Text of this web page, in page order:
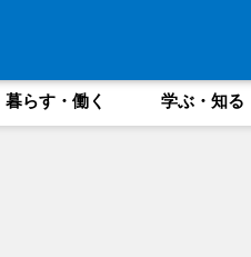
暮らす・働く 学ぶ・知る